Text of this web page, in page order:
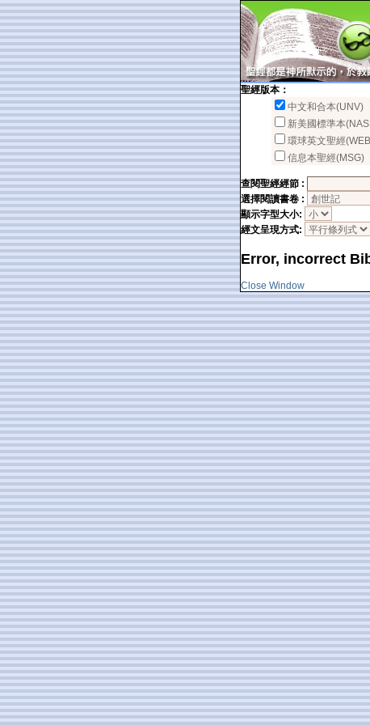
聖經版本：
中文和合本(UNV)
新美國標準本
環球英文聖經
信息本聖經(MSG)
查閱聖經經節 :
選擇閱讀書卷 :
顯示字型大小:
經文呈現方式:
Error, incorrect
Close Window